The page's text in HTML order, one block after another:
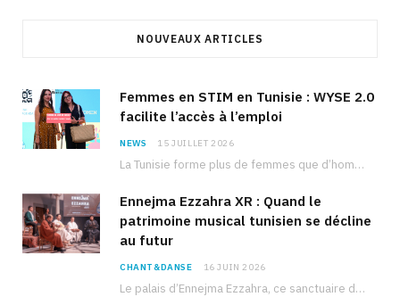
NOUVEAUX ARTICLES
Femmes en STIM en Tunisie : WYSE 2.0
facilite l’accès à l’emploi
NEWS 15 JUILLET 2026
La Tunisie forme plus de femmes que d’hommes dans les filières scientifiques. Pourtant, pour beaucoup…
Ennejma Ezzahra XR : Quand le
patrimoine musical tunisien se décline
au futur
CHANT&DANSE 16 JUIN 2026
Le palais d’Ennejma Ezzahra, ce sanctuaire de la musique tunisienne et méditerranéenne construit par le…